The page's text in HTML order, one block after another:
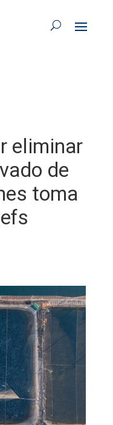
eliminar
de
toma